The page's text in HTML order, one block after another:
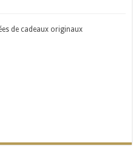
de cadeaux originaux